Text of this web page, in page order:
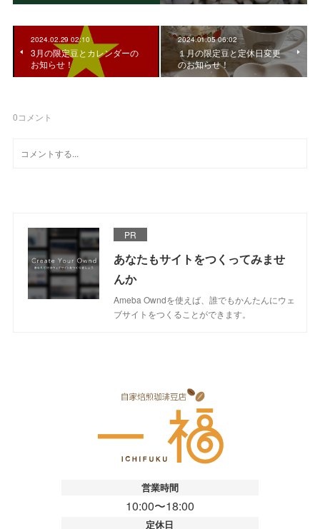
2024.02.29 02:10
3月の限定豆とカレンダーの
お知らせ！
2024.01.05 06:02
１月の限定豆と定休日変更
のお知らせ！
0コメント
PR
あなたもサイトをつくってみませ
んか
Ameba Owndを使えば、誰でもかんたんにウェ
ブサイトをつくることができます。